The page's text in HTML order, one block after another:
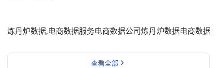
炼丹炉数据,电商数据服务电商数据公司炼丹炉数据电商数据
查看全部